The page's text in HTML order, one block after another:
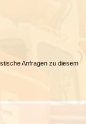
Anfragen zu diesem